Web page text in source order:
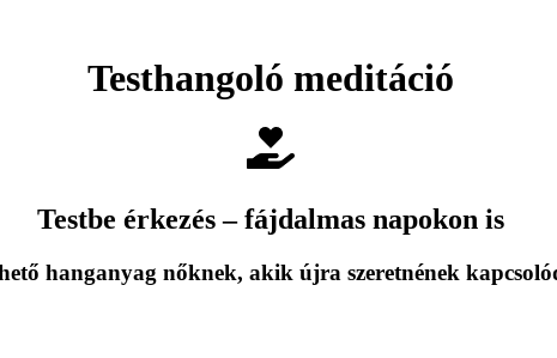
Testhangoló meditáció
Testbe érkezés – fájdalmas napokon is
hanganyag nőknek, akik újra szeretnének